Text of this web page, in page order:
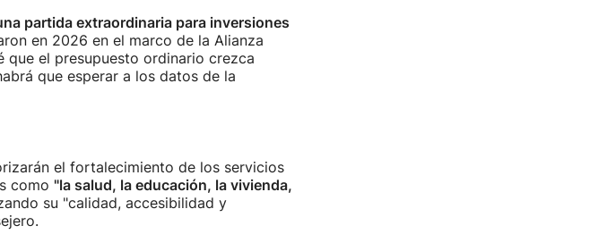
partida extraordinaria para inversiones
en 2026 en el marco de la Alianza
que el presupuesto ordinario crezca
que esperar a los datos de la
el fortalecimiento de los servicios
como "la salud, la educación, la vivienda,
su "calidad, accesibilidad y